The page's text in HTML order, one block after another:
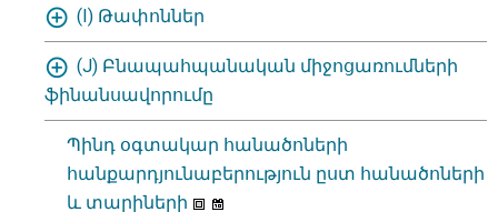
(I) Թափոններ
(J) Բնապահպանական միջոցառումների
ֆինանսավորումը
Պինդ օգտակար հանածոների
հանքարդյունաբերություն ըստ հանածոների
և տարիների